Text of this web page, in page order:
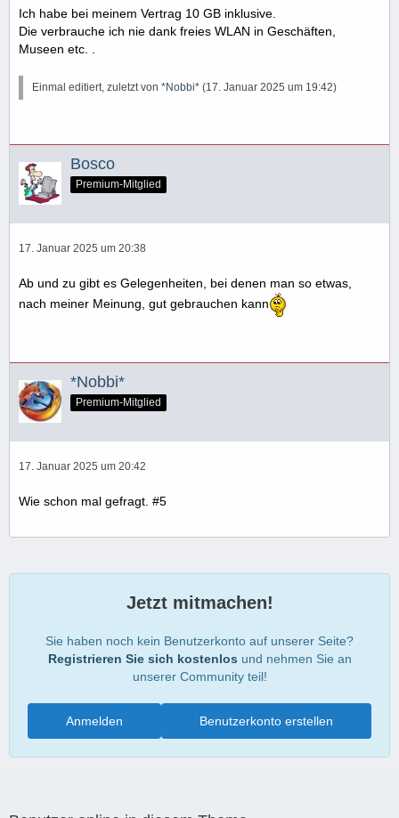
Ich habe bei meinem Vertrag 10 GB inklusive.
Die verbrauche ich nie dank freies WLAN in Geschäften,
Museen etc. .
Einmal editiert, zuletzt von *Nobbi* (17. Januar 2025 um 19:42)
Bosco
Premium-Mitglied
17. Januar 2025 um 20:38
Ab und zu gibt es Gelegenheiten, bei denen man so etwas,
nach meiner Meinung, gut gebrauchen kann
*Nobbi*
Premium-Mitglied
17. Januar 2025 um 20:42
Wie schon mal gefragt. #5
Jetzt mitmachen!
Sie haben noch kein Benutzerkonto auf unserer Seite?
Registrieren Sie sich kostenlos und nehmen Sie an
unserer Community teil!
Benutzerkonto erstellen
Anmelden